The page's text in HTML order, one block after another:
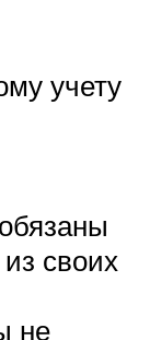
учету
своих
не